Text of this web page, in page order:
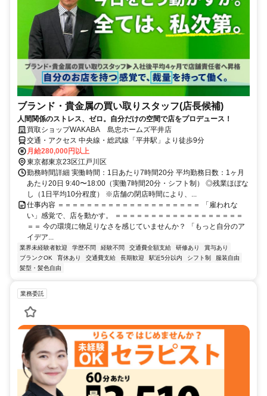
ブランド・貴金属の買い取りスタッフ(店長候補)
人間関係のストレス、ゼロ。自分だけの空間で店をプロデュース！
買取ショップWAKABA 島忠ホームズ平井店
交通・アクセス 中央線・総武線「平井駅」より徒歩9分
月給280,000円以上
東京都東京23区江戸川区
勤務時間詳細 実働時間：1日あたり7時間20分 平均勤務日数：1ヶ月
あたり20日 9:40〜18:00（実働7時間20分・シフト制） ◎残業ほぼな
し（1日平均10分程度） ※店舗の閉店時間により、...
仕事内容 ＝＝＝＝＝＝＝＝＝＝＝＝＝＝＝＝＝＝＝＝ 「雇われな
い」感覚で、店を動かす。 ＝＝＝＝＝＝＝＝＝＝＝＝＝＝＝＝＝＝
＝＝ 今の環境に物足りなさを感じていませんか？ 「もっと自分のア
イデア...
業界未経験者歓迎 学歴不問 経験不問 交通費全額支給 研修あり
賞与あり
ブランクOK
育休あり 交通費支給 長期歓迎 駅近5分以内 シフト制
服装自由
髪型・髪色自由
業務委託